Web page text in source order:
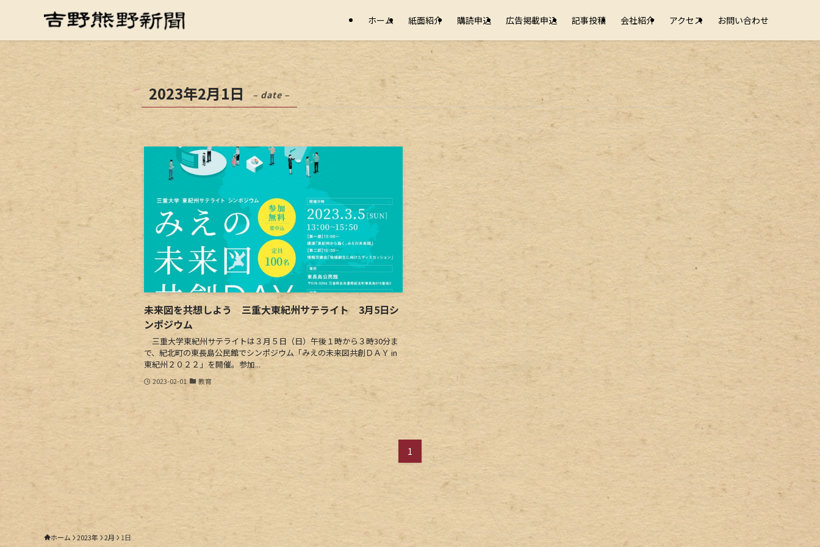
ホーム 紙面紹介 購読申込 広告掲載申込 記事投稿 会社紹介 アクセス お問い合わせ
2023年2月1日 – date –
未来図を共想しよう 三重大東紀州サテライト 3月5日シ
ンポジウム
三重大学東紀州サテライトは３月５日（日）午後１時から３時30分ま
で、紀北町の東長島公民館でシンポジウム「みえの未来図共創ＤＡＹ in
東紀州２０２２」を開催。参加...
2023-02-01 教育
1
ホーム 2023年 2月 1日